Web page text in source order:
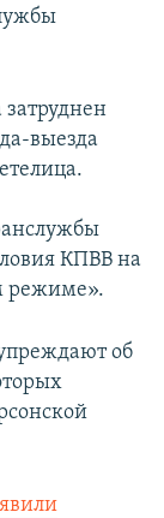
затруднен
выезда
КПВВ на
режиме».
об